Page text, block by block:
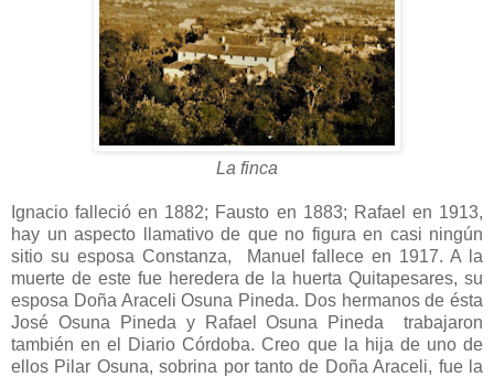
La finca
Ignacio falleció en 1882; Fausto en 1883; Rafael en 1913,
hay un aspecto llamativo de que no figura en casi ningún
sitio su esposa Constanza, Manuel fallece en 1917. A la
muerte de este fue heredera de la huerta Quitapesares, su
esposa Doña Araceli Osuna Pineda. Dos hermanos de ésta
José Osuna Pineda y Rafael Osuna Pineda trabajaron
también en el Diario Córdoba. Creo que la hija de uno de
ellos Pilar Osuna, sobrina por tanto de Doña Araceli, fue la